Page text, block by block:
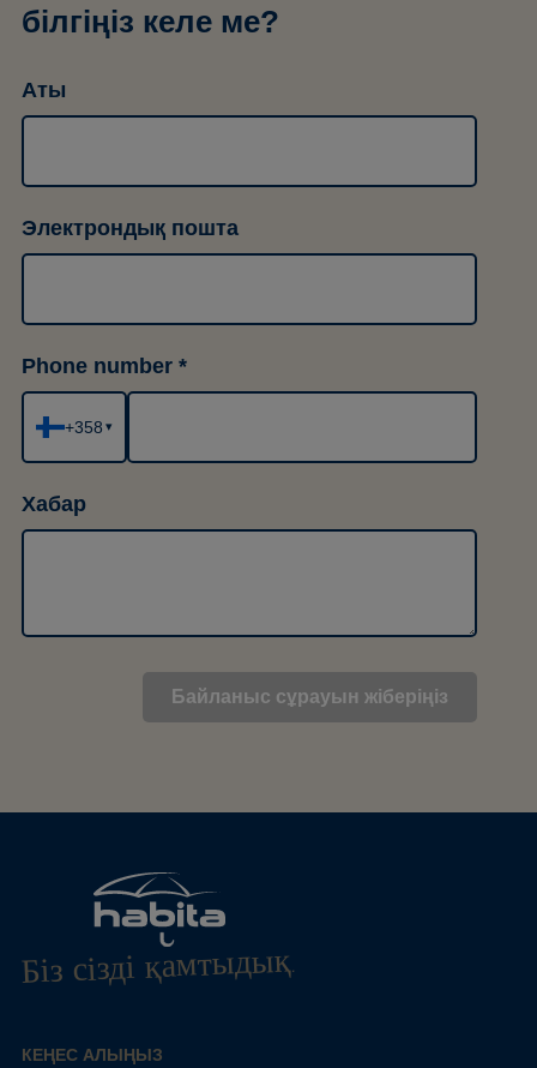
білгіңіз келе ме?
Аты
Электрондық пошта
Phone number
+358 ▾
Хабар
Біз сізді қамтыдық.
КЕҢЕС АЛЫҢЫЗ